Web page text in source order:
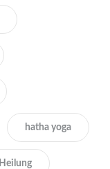
hatha yoga
Heilung